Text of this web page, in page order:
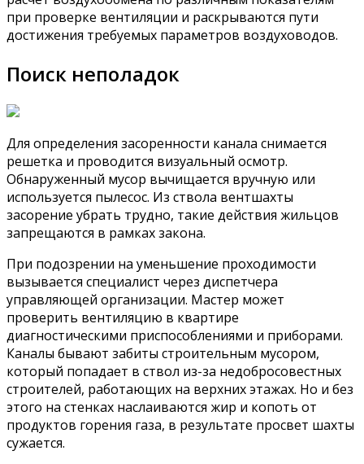
при проверке вентиляции и раскрываются пути
достижения требуемых параметров воздуховодов.
Поиск неполадок
Для определения засоренности канала снимается
решетка и проводится визуальный осмотр.
Обнаруженный мусор вычищается вручную или
используется пылесос. Из ствола вентшахты
засорение убрать трудно, такие действия жильцов
запрещаются в рамках закона.
При подозрении на уменьшение проходимости
вызывается специалист через диспетчера
управляющей организации. Мастер может
проверить вентиляцию в квартире
диагностическими приспособлениями и приборами.
Каналы бывают забиты строительным мусором,
который попадает в ствол из-за недобросовестных
строителей, работающих на верхних этажах. Но и без
этого на стенках наслаиваются жир и копоть от
продуктов горения газа, в результате просвет шахты
сужается.